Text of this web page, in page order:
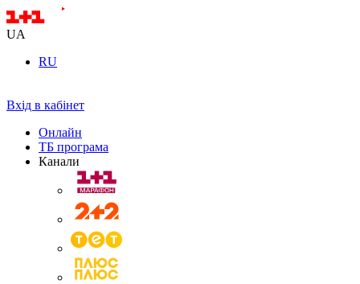
UA
RU
Вхід в кабінет
Онлайн
ТБ програма
Канали